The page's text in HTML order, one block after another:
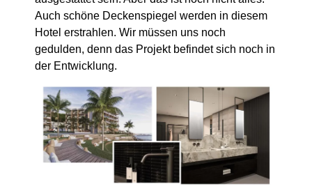
Hotel erstrahlen. Wir müssen uns noch
gedulden, denn das Projekt befindet sich noch in
Der BaanTurm